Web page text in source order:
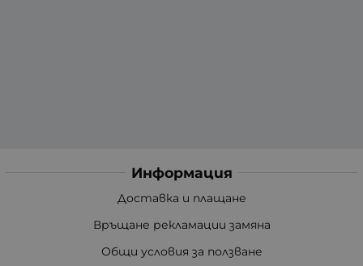
Информация
Доставка и плащане
Връщане рекламации замяна
Общи условия за ползване